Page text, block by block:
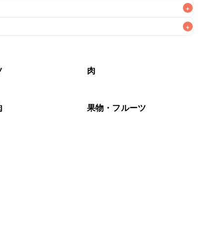
+
+
くお早めにお召し上がりください。
肉
果物・フルーツ